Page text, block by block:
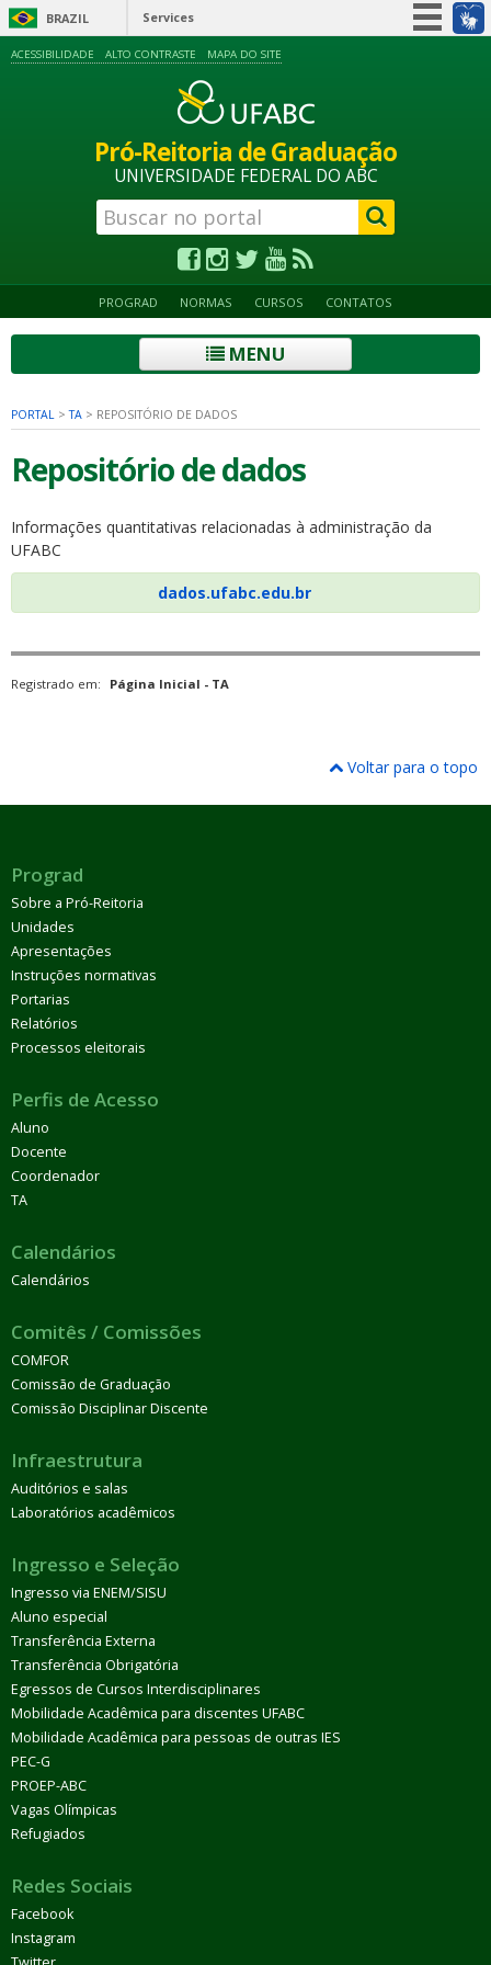
BRAZIL Services
Information access
Legislation
ACESSIBILIDADE ALTO CONTRASTE MAPA DO SITE
Pró-Reitoria de Graduação
UNIVERSIDADE FEDERAL DO ABC
PROGRAD NORMAS CURSOS CONTATOS
MENU
PORTAL >TA > REPOSITÓRIO DE DADOS
Repositório de dados
Informações quantitativas relacionadas à administração da
UFABC
dados.ufabc.edu.br
Registrado em: Página Inicial - TA
Voltar para o topo
Prograd
Sobre a Pró-Reitoria
Unidades
Apresentações
Instruções normativas
Portarias
Relatórios
Processos eleitorais
Perfis de Acesso
Aluno
Docente
Coordenador
TA
Calendários
Calendários
Comitês / Comissões
COMFOR
Comissão de Graduação
Comissão Disciplinar Discente
Infraestrutura
Auditórios e salas
Laboratórios acadêmicos
Ingresso e Seleção
Ingresso via ENEM/SISU
Aluno especial
Transferência Externa
Transferência Obrigatória
Egressos de Cursos Interdisciplinares
Mobilidade Acadêmica para discentes UFABC
Mobilidade Acadêmica para pessoas de outras IES
PEC-G
PROEP-ABC
Vagas Olímpicas
Refugiados
Redes Sociais
Facebook
Instagram